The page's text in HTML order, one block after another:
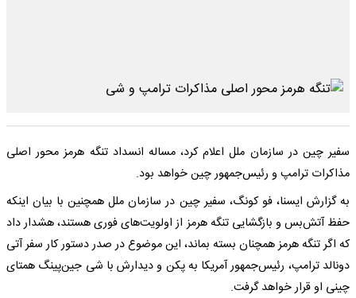
سفیر چین در سازمان ملل اعلام کرد، مساله انسداد تنگه هرمز محور اصلی
مذاکرات ترامپ و رئیس‌جمهور چین خواهد بود.
به گزارش ایسنا، فو کونگ، سفیر چین در سازمان ملل همچنین با بیان اینکه
حفظ آتش‌بس و بازگشایی تنگه هرمز از اولویت‌های فوری هستند، هشدار داد
که اگر تنگه هرمز همچنان بسته بماند، این موضوع در صدر دستور کار سفر آتی
دونالد ترامپ، رئیس‌جمهور آمریکا به پکن و دیدارش با شی جین‌پینگ همتای
چینی او قرار خواهد گرفت.